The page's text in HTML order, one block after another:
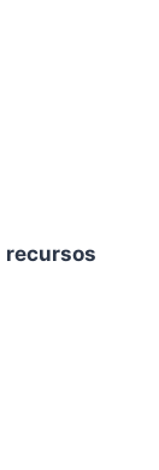
recursos